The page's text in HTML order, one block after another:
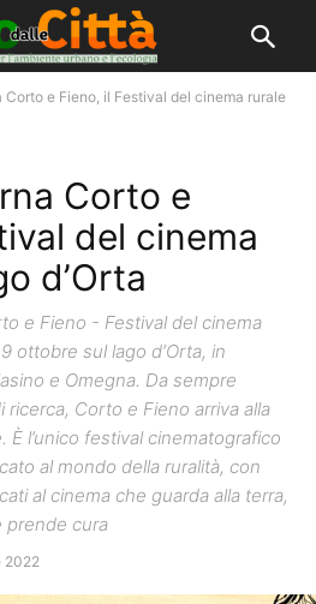
Corto e Fieno, il Festival del cinema rurale
Corto e
del cinema
d’Orta
e Fieno - Festival del cinema
ottobre sul lago d’Orta, in
e Omegna. Da sempre
Corto e Fieno arriva alla
l’unico festival cinematografico
al mondo della ruralità, con
al cinema che guarda alla terra,
prende cura
2022